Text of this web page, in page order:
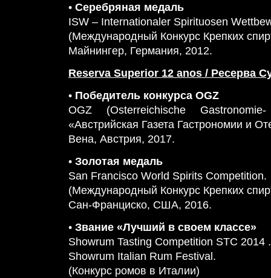
• Серебряная медаль
ISW – Internationaler Spirituosen
(Международный Конкурс Крепких
Майнингер, Германия, 2012.
Reserva Superior 12 anos / Ресерва
• Победитель конкурса OGZ
OGZ (Osterreichische
«Австрийская Газета Гастрономии и
Вена, Австрия, 2017.
• Золотая медаль
San Francisco World Spirits Competition.
(Международный Конкурс Крепких
Сан-Франциско, США, 2016.
• Звание «Лучший в своем классе»
Showrum Tasting Competition STC 2014 .
Showrum Italian Rum Festival.
(Конкурс ромов в Италии)